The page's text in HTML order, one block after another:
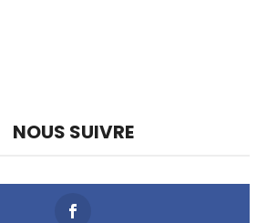
NOUS SUIVRE